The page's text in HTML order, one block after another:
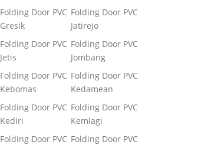
Folding Door PVC
Gresik
Folding Door PVC
Jatirejo
Folding Door PVC
Jetis
Folding Door PVC
Jombang
Folding Door PVC
Kebomas
Folding Door PVC
Kedamean
Folding Door PVC
Kediri
Folding Door PVC
Kemlagi
Folding Door PVC Folding Door PVC